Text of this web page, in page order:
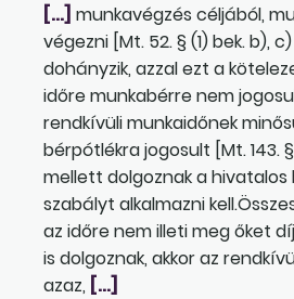
[…] munkavégzés céljából,
végezni [Mt. 52. § (1) bek. b),
dohányzik, azzal ezt a
időre munkabérre nem
rendkívüli munkaidőnek
bérpótlékra jogosult [Mt.
mellett dolgoznak a
szabályt alkalmazni
az időre nem illeti meg őket
is dolgoznak, akkor az
azaz, […]